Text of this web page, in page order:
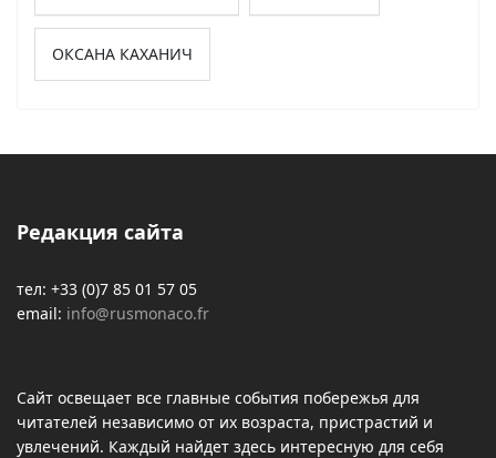
ОКСАНА КАХАНИЧ
Редакция сайта
тел: +33 (0)7 85 01 57 05
email: info@rusmonaco.fr
Сайт освещает все главные события побережья для
читателей независимо от их возраста, пристрастий и
увлечений. Каждый найдет здесь интересную для себя